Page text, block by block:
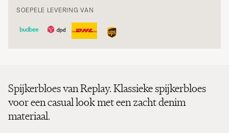
SOEPELE LEVERING VAN
Spijkerbloes van Replay. Klassieke spijkerbloes
voor een casual look met een zacht denim
materiaal.